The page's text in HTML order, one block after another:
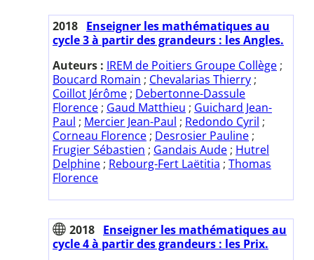
2018 Enseigner les mathématiques au
cycle 3 à partir des grandeurs : les Angles.
Auteurs : IREM de Poitiers Groupe Collège ;
Boucard Romain ; Chevalarias Thierry ;
Coillot Jérôme ; Debertonne-Dassule
Florence ; Gaud Matthieu ; Guichard Jean-
Paul ; Mercier Jean-Paul ; Redondo Cyril ;
Corneau Florence ; Desrosier Pauline ;
Frugier Sébastien ; Gandais Aude ; Hutrel
Delphine ; Rebourg-Fert Laëtitia ; Thomas
Florence
2018 Enseigner les mathématiques au
cycle 4 à partir des grandeurs : les Prix.